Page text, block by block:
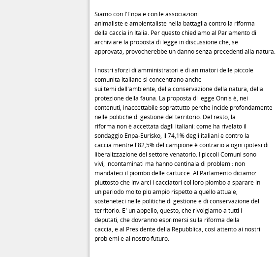
Siamo con l'Enpa e con le associazioni
animaliste e ambientaliste nella battaglia contro la riforma
della caccia in Italia. Per questo chiediamo al Parlamento di
archiviare la proposta di legge in discussione che, se
approvata, provocherebbe un danno senza precedenti alla natura.
I nostri sforzi di amministratori e di animatori delle piccole
comunità italiane si concentrano anche
sui temi dell'ambiente, della conservazione della natura, della
protezione della fauna. La proposta di legge Onnis è, nei
contenuti, inaccettabile soprattutto perché incide profondamente
nelle politiche di gestione del territorio. Del resto, la
riforma non è accettata dagli italiani: come ha rivelato il
sondaggio Enpa-Eurisko, il 74,1% degli italiani è contro la
caccia mentre l'82,5% del campione è contrario a ogni ipotesi di
liberalizzazione del settore venatorio. I piccoli Comuni sono
vivi, incontaminati ma hanno centinaia di problemi: non
mandateci il piombo delle cartucce. Al Parlamento diciamo:
piuttosto che inviarci i cacciatori col loro piombo a sparare in
un periodo molto più ampio rispetto a quello attuale,
sosteneteci nelle politiche di gestione e di conservazione del
territorio. E' un appello, questo, che rivolgiamo a tutti i
deputati, che dovranno esprimersi sulla riforma della
caccia, e al Presidente della Repubblica, così attento ai nostri
problemi e al nostro futuro.